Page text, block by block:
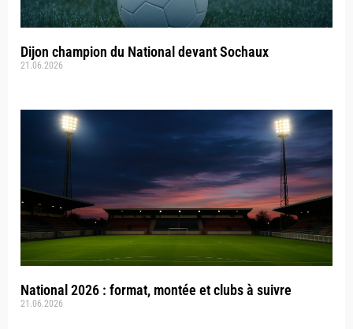
Dijon champion du National devant Sochaux
21.06.2026
National 2026 : format, montée et clubs à suivre
21.06.2026